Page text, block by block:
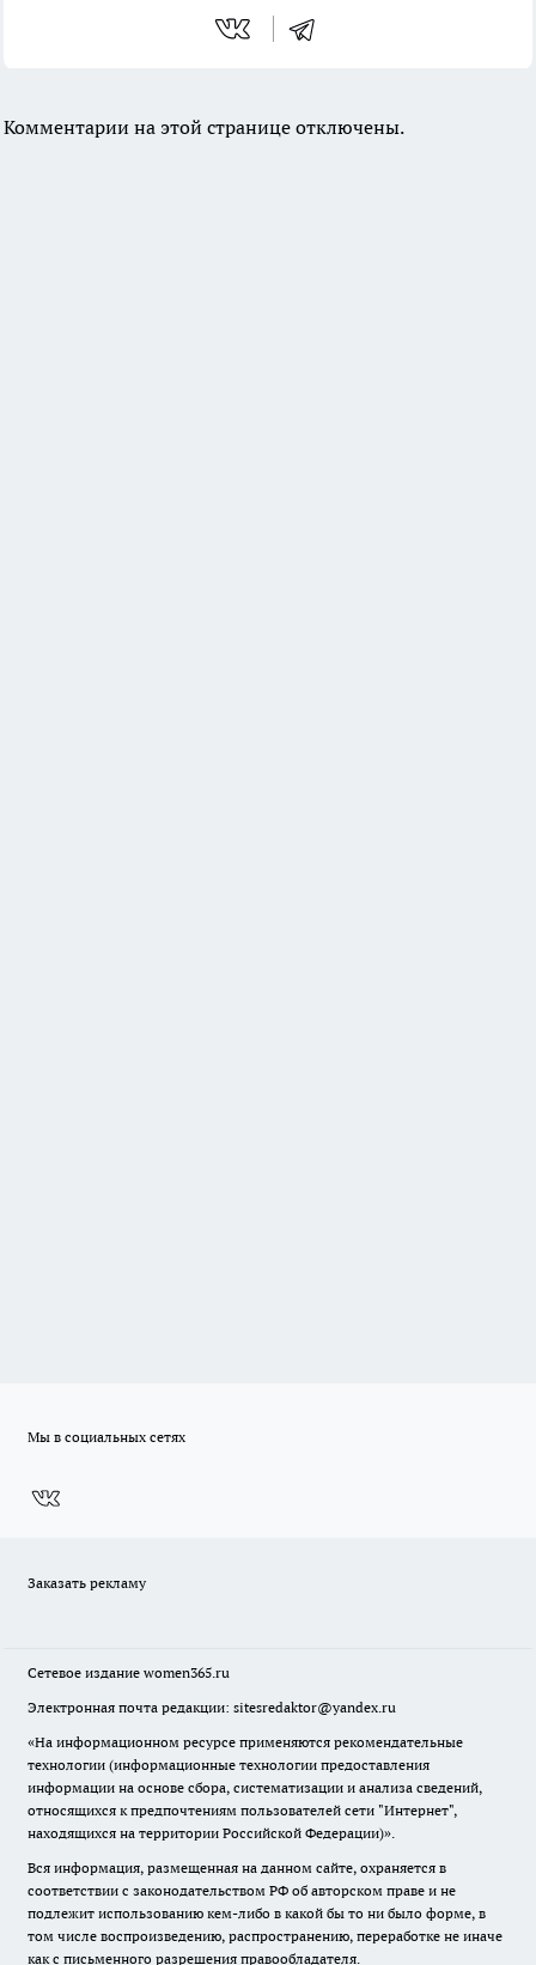
Комментарии на этой странице отключены.
Мы в социальных сетях
Заказать рекламу
Сетевое издание women365.ru
Электронная почта редакции: sitesredaktor@yandex.ru
«На информационном ресурсе применяются рекомендательные
технологии (информационные технологии предоставления
информации на основе сбора, систематизации и анализа сведений,
относящихся к предпочтениям пользователей сети "Интернет",
находящихся на территории Российской Федерации)».
Вся информация, размещенная на данном сайте, охраняется в
соответствии с законодательством РФ об авторском праве и не
подлежит использованию кем-либо в какой бы то ни было форме, в
том числе воспроизведению, распространению, переработке не иначе
как с письменного разрешения правообладателя.